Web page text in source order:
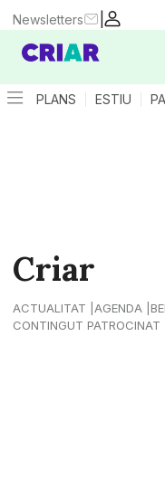
|
Newsletters
PLANS ESTIU
Criar
ACTUALITAT AGENDA
CONTINGUT PATROCINAT